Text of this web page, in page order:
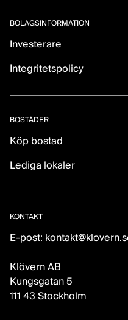
BOLAGSINFORMATION
Investerare
Integritetspolicy
BOSTÄDER
Köp bostad
Lediga lokaler
KONTAKT
E-post:
Klövern AB
Kungsgatan 5
111 43 Stockholm